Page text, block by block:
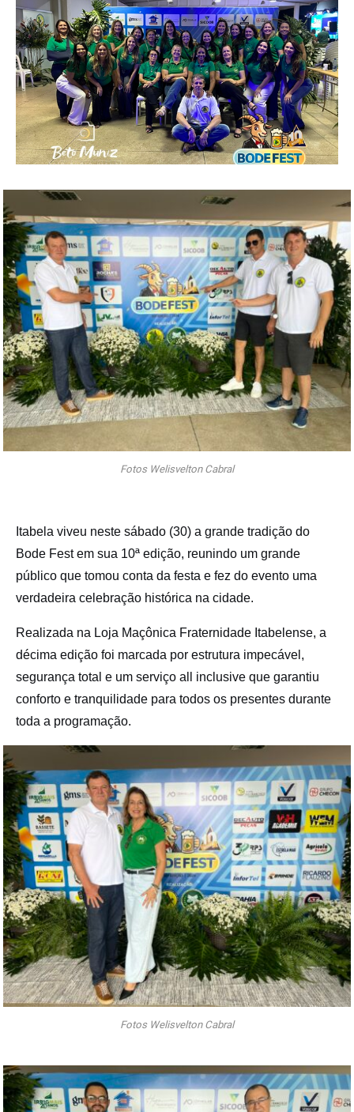
Fotos Welisvelton Cabral
Itabela viveu neste sábado (30) a grande tradição do
Bode Fest em sua 10ª edição, reunindo um grande
público que tomou conta da festa e fez do evento uma
verdadeira celebração histórica na cidade.
Realizada na Loja Maçônica Fraternidade Itabelense, a
décima edição foi marcada por estrutura impecável,
segurança total e um serviço all inclusive que garantiu
conforto e tranquilidade para todos os presentes durante
toda a programação.
Fotos Welisvelton Cabral